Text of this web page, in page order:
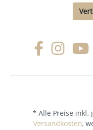
* Alle Preise inkl.
Versandkosten,